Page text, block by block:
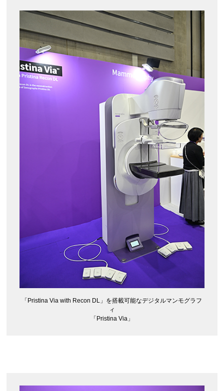
「Pristina Via with Recon DL」を搭載可能なデジタルマンモグラフ
ィ
「Pristina Via」